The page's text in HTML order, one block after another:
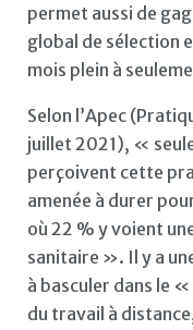
permet aussi de
global de sélection
mois plein à
Selon l’Apec
juillet 2021), «
perçoivent cette
amenée à durer
où 22 % y voient
sanitaire ». Il y a
à basculer dans le
du travail à